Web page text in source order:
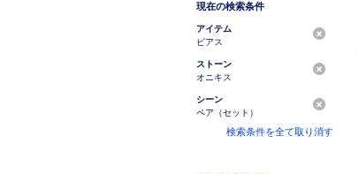
現在の検索条件
アイテム
ピアス
ストーン
オニキス
シーン
ペア（セット）
検索条件を全て取り消す